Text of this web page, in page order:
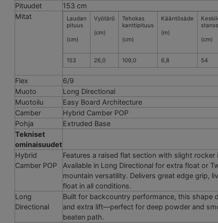
Pituudet
153 cm
Mitat
Laudan
pituus
(cm)
Vyötärö
(cm)
Tehokas
kanttipituus
(cm)
Kääntösäde
(m)
(cm)
153 26,0 109,0 6,8 54
Flex
6/9
Muoto
Long Directional
Muotoilu
Easy Board Architecture
Camber
Hybrid Camber POP
Pohja
Extruded Base
Tekniset
ominaisuudet
Hybrid
Camber POP
Features a raised flat section with slight rocker
Available in Long Directional for extra float or
mountain versatility. Delivers great edge grip,
float in all conditions.
Long
Directional
Built for backcountry performance, this shape
and extra lift—perfect for deep powder and
beaten path.